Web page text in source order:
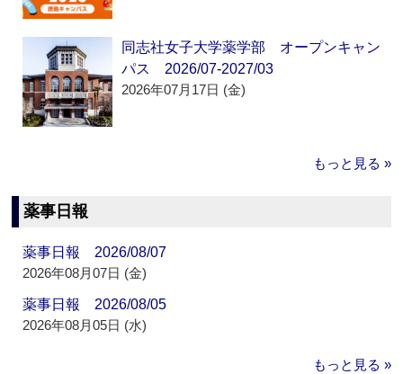
同志社女子大学薬学部 オープンキャン
パス 2026/07-2027/03
2026年07月17日 (金)
もっと見る »
薬事日報
薬事日報 2026/08/07
2026年08月07日 (金)
薬事日報 2026/08/05
2026年08月05日 (水)
もっと見る »